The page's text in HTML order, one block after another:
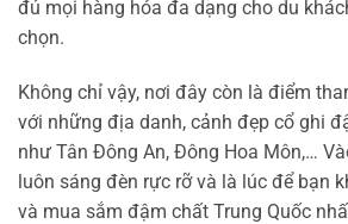
đủ mọi hàng hóa đa dạng cho du
chọn.
Không chỉ vậy, nơi đây còn là điểm
với những địa danh, cảnh đẹp cổ ghi
như Tân Đông An, Đông Hoa Môn,…
luôn sáng đèn rực rỡ và là lúc để bạn
và mua sắm đậm chất Trung Quốc